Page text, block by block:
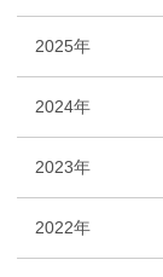
2025年
2024年
2023年
2022年